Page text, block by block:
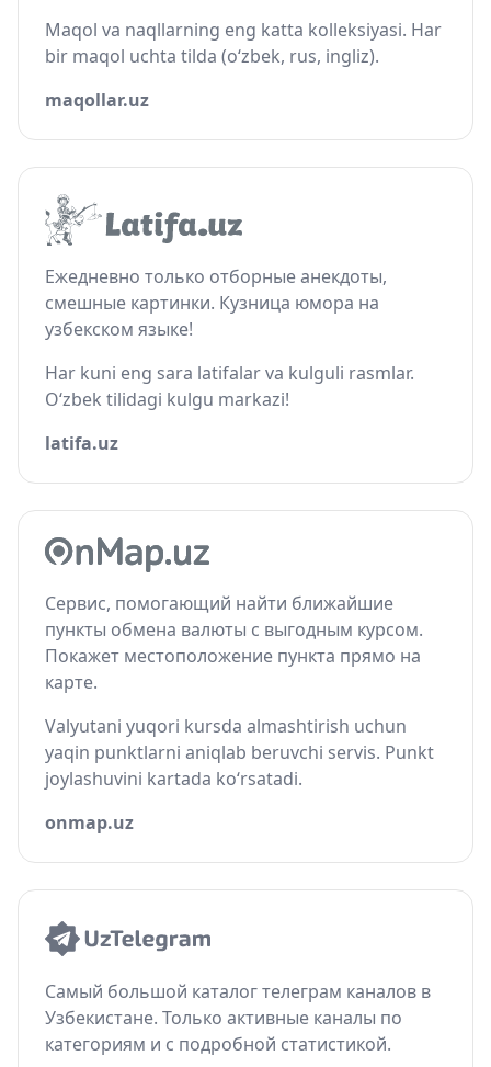
Maqol va naqllarning eng katta kolleksiyasi. Har
bir maqol uchta tilda (o‘zbek, rus, ingliz).
maqollar.uz
Ежедневно только отборные анекдоты,
смешные картинки. Кузница юмора на
узбекском языке!
Har kuni eng sara latifalar va kulguli rasmlar.
O‘zbek tilidagi kulgu markazi!
latifa.uz
Сервис, помогающий найти ближайшие
пункты обмена валюты с выгодным курсом.
Покажет местоположение пункта прямо на
карте.
Valyutani yuqori kursda almashtirish uchun
yaqin punktlarni aniqlab beruvchi servis. Punkt
joylashuvini kartada ko‘rsatadi.
onmap.uz
Самый большой каталог телеграм каналов в
Узбекистане. Только активные каналы по
категориям и с подробной статистикой.